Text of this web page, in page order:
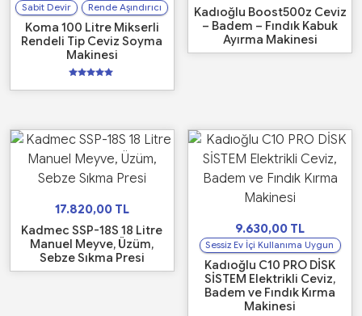
Sabit Devir Rende Aşındırıcı
Koma 100 Litre Mikserli
Rendeli Tip Ceviz Soyma
Makinesi
üzerinden
Kadıoğlu Boost500z Ceviz
– Badem – Fındık Kabuk
Ayırma Makinesi
17.820,00 TL
Kadmec SSP-18S 18 Litre
Manuel Meyve, Üzüm,
Sebze Sıkma Presi
9.630,00 TL
Sessiz Ev İçi Kullanıma Uygun
Kadıoğlu C10 PRO DİSK
SİSTEM Elektrikli Ceviz,
Badem ve Fındık Kırma
Makinesi